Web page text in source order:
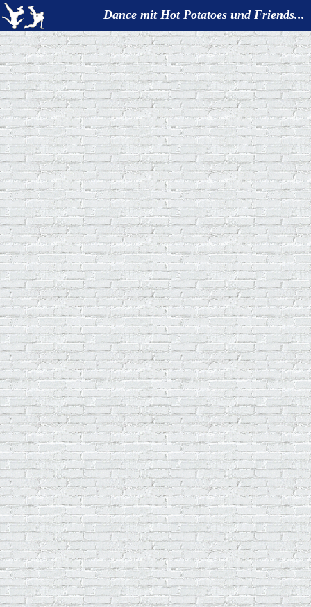
Dance mit Hot Potatoes und Friends...